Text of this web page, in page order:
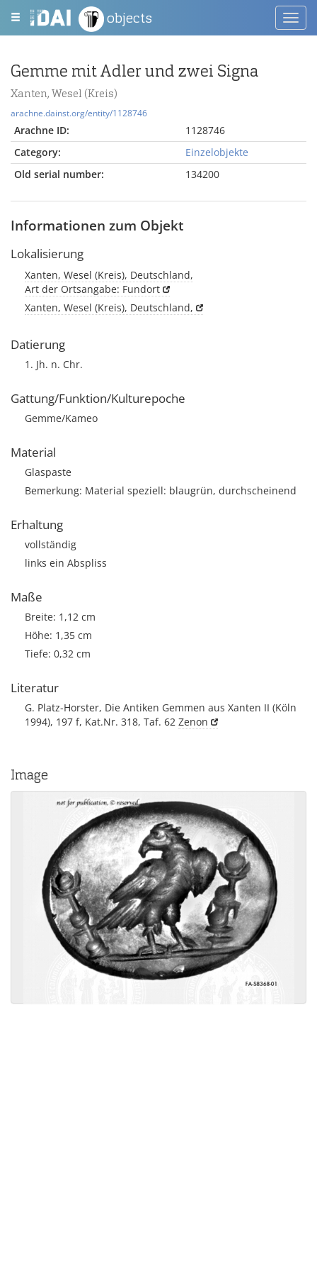
objects
Gemme mit Adler und zwei Signa
Xanten, Wesel (Kreis)
arachne.dainst.org/entity/1128746
Arachne ID:
1128746
Category:
Einzelobjekte
Old serial number:
134200
Informationen zum Objekt
Lokalisierung
Xanten, Wesel (Kreis), Deutschland,
Art der Ortsangabe: Fundort
Xanten, Wesel (Kreis), Deutschland,
Datierung
1. Jh. n. Chr.
Gattung/Funktion/Kulturepoche
Gemme/Kameo
Material
Glaspaste
Bemerkung: Material speziell: blaugrün, durchscheinend
Erhaltung
vollständig
links ein Abspliss
Maße
Breite: 1,12 cm
Höhe: 1,35 cm
Tiefe: 0,32 cm
Literatur
G. Platz-Horster, Die Antiken Gemmen aus Xanten II (Köln
1994), 197 f, Kat.Nr. 318, Taf. 62 Zenon
Image